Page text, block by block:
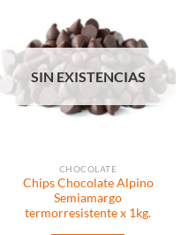
SIN EXISTENCIAS
CHOCOLATE
Chips Chocolate Alpino
Semiamargo
termorresistente x 1kg.